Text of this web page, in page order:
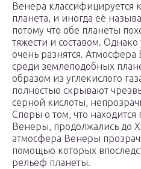
Венера классифицируется
планета, и иногда её
потому что обе планеты
тяжести и составом. Однако
очень разнятся.
среди землеподобных
образом из углекислого
полностью скрывают
серной кислоты,
Споры о том, что находится
Венеры, продолжались до
атмосфера Венеры
помощью которых
рельеф планеты.